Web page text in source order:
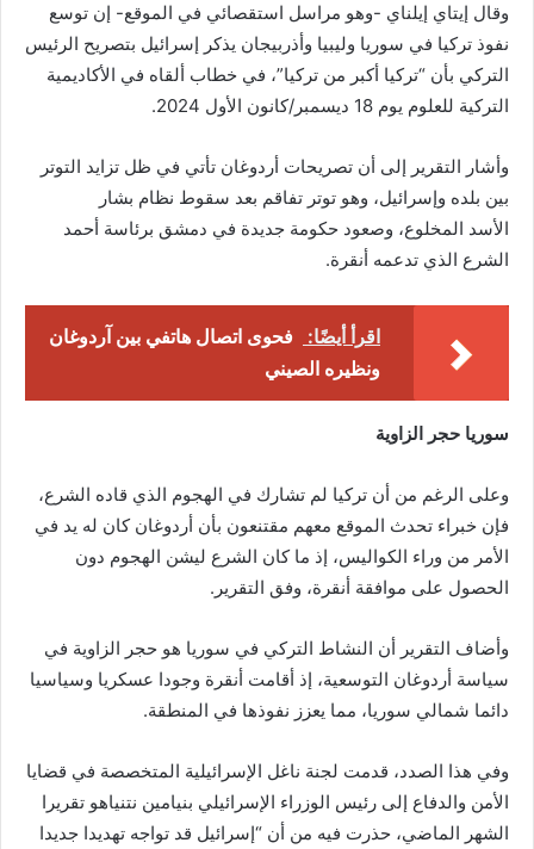
وقال إيتاي إيلناي -وهو مراسل استقصائي في الموقع- إن توسع
نفوذ تركيا في سوريا وليبيا وأذربيجان يذكر إسرائيل بتصريح الرئيس
التركي بأن “تركيا أكبر من تركيا”، في خطاب ألقاه في الأكاديمية
التركية للعلوم يوم 18 ديسمبر/كانون الأول 2024.
وأشار التقرير إلى أن تصريحات أردوغان تأتي في ظل تزايد التوتر
بين بلده وإسرائيل، وهو توتر تفاقم بعد سقوط نظام بشار
الأسد المخلوع، وصعود حكومة جديدة في دمشق برئاسة أحمد
الشرع الذي تدعمه أنقرة.
اقرأ أيضًا:
فحوى اتصال هاتفي بين آردوغان
ونظيره الصيني
سوريا حجر الزاوية
وعلى الرغم من أن تركيا لم تشارك في الهجوم الذي قاده الشرع،
فإن خبراء تحدث الموقع معهم مقتنعون بأن أردوغان كان له يد في
الأمر من وراء الكواليس، إذ ما كان الشرع ليشن الهجوم دون
الحصول على موافقة أنقرة، وفق التقرير.
وأضاف التقرير أن النشاط التركي في سوريا هو حجر الزاوية في
سياسة أردوغان التوسعية، إذ أقامت أنقرة وجودا عسكريا وسياسيا
دائما شمالي سوريا، مما يعزز نفوذها في المنطقة.
وفي هذا الصدد، قدمت لجنة ناغل الإسرائيلية المتخصصة في قضايا
الأمن والدفاع إلى رئيس الوزراء الإسرائيلي بنيامين نتنياهو تقريرا
الشهر الماضي، حذرت فيه من أن “إسرائيل قد تواجه تهديدا جديدا